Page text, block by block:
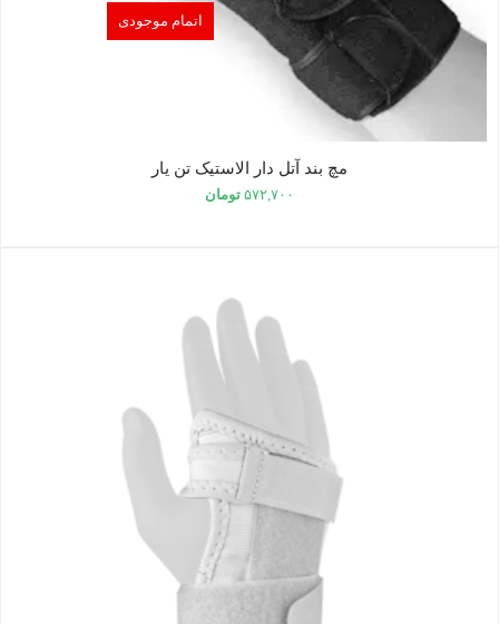
اتمام موجودی
مچ بند آتل دار الاستیک تن یار
۵۷۲,۷۰۰ تومان